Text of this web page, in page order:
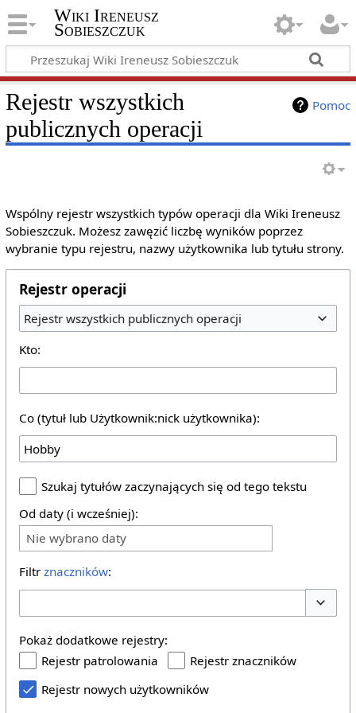
Wiki Ireneusz
Sobieszczuk
Pomoc
Rejestr wszystkich
publicznych operacji
Wspólny rejestr wszystkich typów operacji dla Wiki Ireneusz
Sobieszczuk. Możesz zawęzić liczbę wyników poprzez
wybranie typu rejestru, nazwy użytkownika lub tytułu strony.
Rejestr operacji
Rejestr wszystkich publicznych operacji
Kto:
Co (tytuł lub Użytkownik:nick użytkownika):
Szukaj tytułów zaczynających się od tego tekstu
Od daty (i wcześniej):
Nie wybrano daty
Filtr znaczników:
Pokaż dodatkowe rejestry:
Rejestr patrolowania
Rejestr znaczników
Rejestr nowych użytkowników